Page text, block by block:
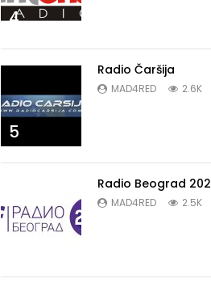
4
5
Radio Čaršija
MAD4RED 2.6K
Radio Beograd 202
MAD4RED 2.5K